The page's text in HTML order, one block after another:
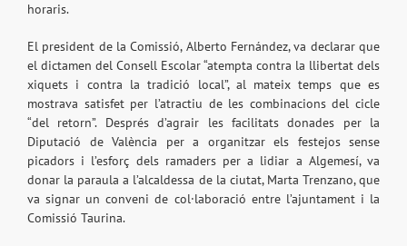
horaris.
El president de la Comissió, Alberto Fernández, va declarar que
el dictamen del Consell Escolar “atempta contra la llibertat dels
xiquets i contra la tradició local”, al mateix temps que es
mostrava satisfet per l’atractiu de les combinacions del cicle
“del retorn”. Després d’agrair les facilitats donades per la
Diputació de València per a organitzar els festejos sense
picadors i l’esforç dels ramaders per a lidiar a Algemesí, va
donar la paraula a l’alcaldessa de la ciutat, Marta Trenzano, que
va signar un conveni de col·laboració entre l’ajuntament i la
Comissió Taurina.